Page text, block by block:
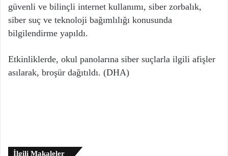
güvenli ve bilinçli internet kullanımı, siber zorbalık,
siber suç ve teknoloji bağımlılığı konusunda
bilgilendirme yapıldı.
Etkinliklerde, okul panolarına siber suçlarla ilgili afişler
asılarak, broşür dağıtıldı. (DHA)
İlgili Makaleler